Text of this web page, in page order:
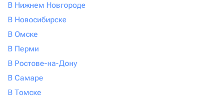
В Нижнем Новгороде
В Новосибирске
В Омске
В Перми
В Ростове-на-Дону
В Самаре
В Томске